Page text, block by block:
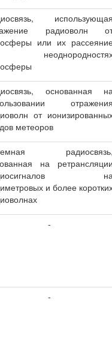
радиоволн
или их
основанная
от
метеоров
на
и более
-
-